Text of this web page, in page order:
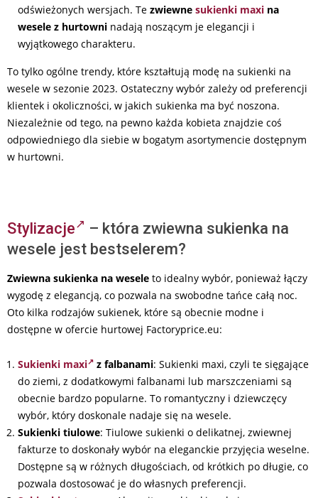
odświeżonych wersjach. Te zwiewne sukienki maxi na
wesele z hurtowni nadają noszącym je elegancji i
wyjątkowego charakteru.
To tylko ogólne trendy, które kształtują modę na sukienki na
wesele w sezonie 2023. Ostateczny wybór zależy od preferencji
klientek i okoliczności, w jakich sukienka ma być noszona.
Niezależnie od tego, na pewno każda kobieta znajdzie coś
odpowiedniego dla siebie w bogatym asortymencie dostępnym
w hurtowni.
Stylizacje
– która zwiewna sukienka na
wesele jest bestselerem?
Zwiewna sukienka na wesele to idealny wybór, ponieważ łączy
wygodę z elegancją, co pozwala na swobodne tańce całą noc.
Oto kilka rodzajów sukienek, które są obecnie modne i
dostępne w ofercie hurtowej Factoryprice.eu:
Sukienki maxi z falbanami: Sukienki maxi, czyli te sięgające
do ziemi, z dodatkowymi falbanami lub marszczeniami są
obecnie bardzo popularne. To romantyczny i dziewczęcy
wybór, który doskonale nadaje się na wesele.
Sukienki tiulowe: Tiulowe sukienki o delikatnej, zwiewnej
fakturze to doskonały wybór na eleganckie przyjęcia weselne.
Dostępne są w różnych długościach, od krótkich po długie, co
pozwala dostosować je do własnych preferencji.